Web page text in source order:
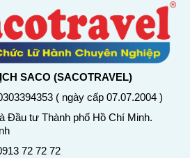
SACO (SACOTRAVEL)
( ngày cấp 07.07.2004 )
Đầu tư Thành phố Hồ Chí Minh.
72 72 72